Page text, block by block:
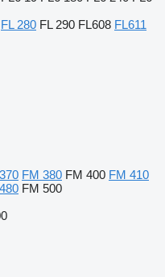
FL 280 FL 290 FL608 FL611
FM 380 FM 400 FM 410
FM 500